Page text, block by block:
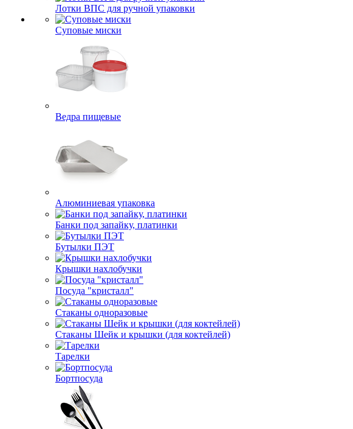
Лотки ВПС для ручной упаковки
Суповые миски
Ведра пищевые
Алюминиевая упаковка
Банки под запайку, платинки
Бутылки ПЭТ
Крышки нахлобучки
Посуда "кристалл"
Стаканы одноразовые
Стаканы Шейк и крышки (для коктейлей)
Тарелки
Бортпосуда